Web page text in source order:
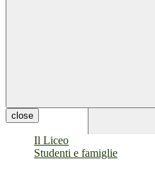
close
Il Liceo
Studenti e famiglie